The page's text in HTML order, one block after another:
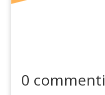
0 commenti